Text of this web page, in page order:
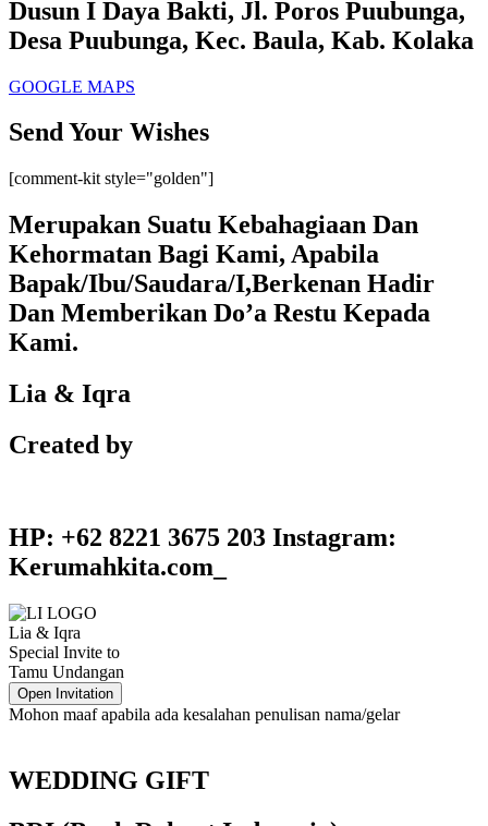
Dusun I Daya Bakti, Jl. Poros Puubunga,
Desa Puubunga, Kec. Baula, Kab. Kolaka
GOOGLE MAPS
Send Your Wishes
[comment-kit style="golden"]
Merupakan Suatu Kebahagiaan Dan
Kehormatan Bagi Kami, Apabila
Bapak/Ibu/Saudara/I,Berkenan Hadir
Dan Memberikan Do’a Restu Kepada
Kami.
Lia & Iqra
Created by
HP: +62 8221 3675 203 Instagram:
Kerumahkita.com_
Lia & Iqra
Special Invite to
Tamu Undangan
Open Invitation
Mohon maaf apabila ada kesalahan penulisan nama/gelar
WEDDING GIFT